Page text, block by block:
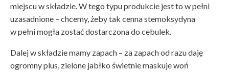
miejscu w składzie. W tego typu produkcie jest to w pełni
uzasadnione – chcemy, żeby tak cenna stemoksydyna
w pełni mogła zostać dostarczona do cebulek.
Dalej w składzie mamy zapach – za zapach od razu daję
ogromny plus, zielone jabłko świetnie maskuje woń